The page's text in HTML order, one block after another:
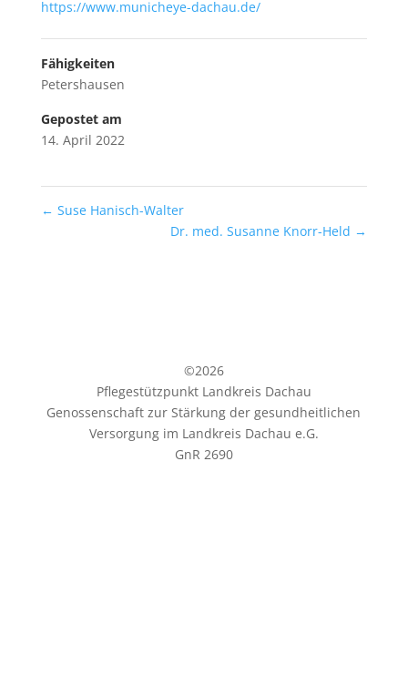
https://www.municheye-dachau.de/
Fähigkeiten
Petershausen
Gepostet am
14. April 2022
← Suse Hanisch-Walter
Dr. med. Susanne Knorr-Held →
©2026
Pflegestützpunkt Landkreis Dachau
Genossenschaft zur Stärkung der gesundheitlichen
Versorgung im Landkreis Dachau e.G.
GnR 2690